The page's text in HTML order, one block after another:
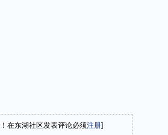
在东湖社区发表评论必须注册]